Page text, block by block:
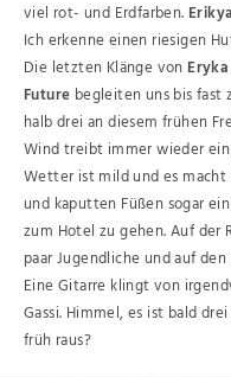
viel rot- und Erdfarben.
Ich erkenne einen riesigen
Die letzten Klänge von
Future begleiten uns bis fast
halb drei an diesem frühen
Wind treibt immer wieder ein
Wetter ist mild und es
und kaputten Füßen sogar
zum Hotel zu gehen. Auf der
paar Jugendliche und auf
Eine Gitarre klingt von
Gassi. Himmel, es ist bald
früh raus?